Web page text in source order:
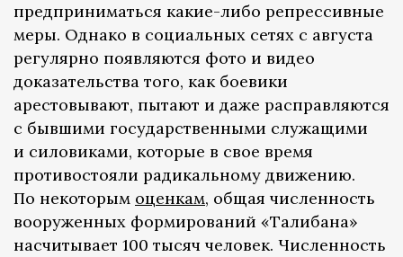
предприниматься какие-либо репрессивные
меры. Однако в социальных сетях с августа
регулярно появляются фото и видео
доказательства того, как боевики
арестовывают, пытают и даже расправляются
с бывшими государственными служащими
и силовиками, которые в свое время
противостояли радикальному движению.
По некоторым оценкам, общая численность
вооруженных формирований «Талибана»
насчитывает 100 тысяч человек. Численность